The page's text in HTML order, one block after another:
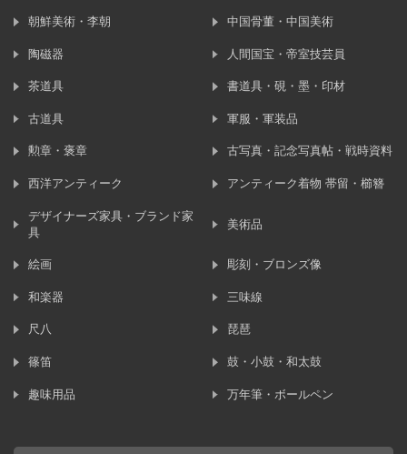
朝鮮美術・李朝 中国骨董・中国美術
陶磁器 人間国宝・帝室技芸員
茶道具 書道具・硯・墨・印材
古道具 軍服・軍装品
勲章・褒章 古写真・記念写真帖・戦時資料
西洋アンティーク アンティーク着物 帯留・櫛簪
デザイナーズ家具・ブランド家
具
美術品
絵画 彫刻・ブロンズ像
和楽器 三味線
尺八 琵琶
篠笛 鼓・小鼓・和太鼓
趣味用品 万年筆・ボールペン